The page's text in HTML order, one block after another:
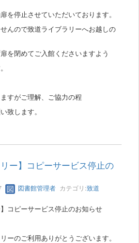
を停止させていただいております。
んので致道ライブラリーへお越しの
を閉めてご入館くださいますよう
すがご理解、ご協力の程
致します。
リー】コピーサービス停止の
図書館管理者 カテゴリ:致道
コピーサービス停止のお知らせ
ーのご利用ありがとうございます。